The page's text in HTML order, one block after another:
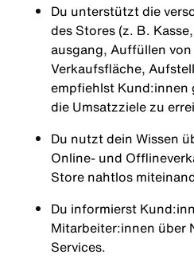
Du unterstützt die
des Stores (z. B.
ausgang, Auffüllen
Verkaufsfläche,
empfiehlst Kund:innen
die Umsatzziele zu
Du nutzt dein Wissen
Online- und
Store nahtlos
Du informierst
Mitarbeiter:innen über
Services.